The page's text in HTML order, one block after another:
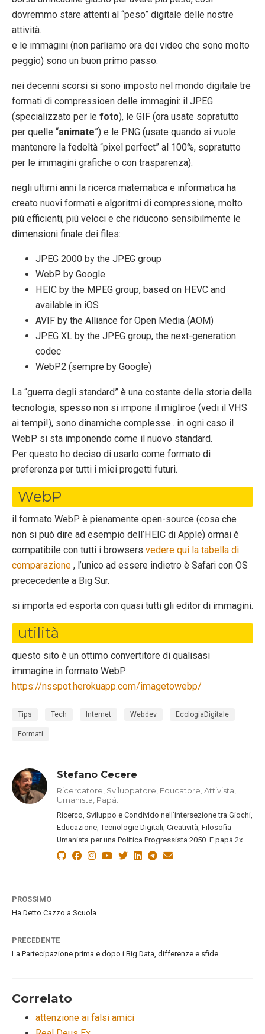
dovremmo stare attenti al “peso” digitale delle nostre
attività.
e le immagini (non parliamo ora dei video che sono molto
peggio) sono un buon primo passo.
nei decenni scorsi si sono imposto nel mondo digitale tre
formati di compressioen delle immagini: il JPEG
(specializzato per le foto), le GIF (ora usate sopratutto
per quelle “animate”) e le PNG (usate quando si vuole
mantenere la fedeltà “pixel perfect” al 100%, sopratutto
per le immagini grafiche o con trasparenza).
negli ultimi anni la ricerca matematica e informatica ha
creato nuovi formati e algoritmi di compressione, molto
più efficienti, più veloci e che riducono sensibilmente le
dimensioni finale dei files:
JPEG 2000 by the JPEG group
WebP by Google
HEIC by the MPEG group, based on HEVC and
available in iOS
AVIF by the Alliance for Open Media (AOM)
JPEG XL by the JPEG group, the next-generation
codec
WebP2 (sempre by Google)
La “guerra degli standard” è una costante della storia della
tecnologia, spesso non si impone il migliroe (vedi il VHS
ai tempi!), sono dinamiche complesse.. in ogni caso il
WebP si sta imponendo come il nuovo standard.
Per questo ho deciso di usarlo come formato di
preferenza per tutti i miei progetti futuri.
WebP
il formato WebP è pienamente open-source (cosa che
non si può dire ad esempio dell’HEIC di Apple) ormai è
compatibile con tutti i browsers vedere qui la tabella di
comparazione , l’unico ad essere indietro è Safari con OS
prececedente a Big Sur.
si importa ed esporta con quasi tutti gli editor di immagini.
utilità
questo sito è un ottimo convertitore di qualisasi
immagine in formato WebP:
https://nsspot.herokuapp.com/imagetowebp/
Tips Tech Internet Webdev EcologiaDigitale
Formati
Stefano Cecere
Ricercatore, Sviluppatore, Educatore, Attivista,
Umanista, Papà.
Ricerco, Sviluppo e Condivido nell’intersezione tra Giochi,
Educazione, Tecnologie Digitali, Creatività, Filosofia
Umanista per una Politica Progressista 2050. E papà 2x
PROSSIMO
Ha Detto Cazzo a Scuola
PRECEDENTE
La Partecipazione prima e dopo i Big Data, differenze e sfide
Correlato
attenzione ai falsi amici